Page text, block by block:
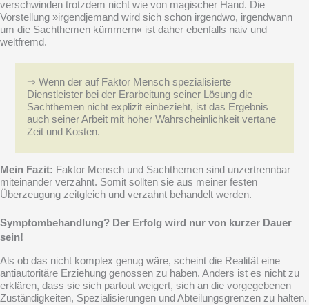
verschwinden trotzdem nicht wie von magischer Hand. Die
Vorstellung »irgendjemand wird sich schon irgendwo, irgendwann
um die Sachthemen kümmern« ist daher ebenfalls naiv und
weltfremd.
⇒ Wenn der auf Faktor Mensch spezialisierte
Dienstleister bei der Erarbeitung seiner Lösung die
Sachthemen nicht explizit einbezieht, ist das Ergebnis
auch seiner Arbeit mit hoher Wahrscheinlichkeit vertane
Zeit und Kosten.
Mein Fazit: Faktor Mensch und Sachthemen sind unzertrennbar
miteinander verzahnt. Somit sollten sie aus meiner festen
Überzeugung zeitgleich und verzahnt behandelt werden.
Symptombehandlung? Der Erfolg wird nur von kurzer Dauer
sein!
Als ob das nicht komplex genug wäre, scheint die Realität eine
antiautoritäre Erziehung genossen zu haben. Anders ist es nicht zu
erklären, dass sie sich partout weigert, sich an die vorgegebenen
Zuständigkeiten, Spezialisierungen und Abteilungsgrenzen zu halten.